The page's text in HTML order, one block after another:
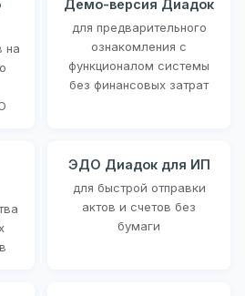
на
Демо-версия Диадок
для предварительного
ознакомления с
функционалом системы
без финансовых затрат
ЭДО Диадок для ИП
для быстрой отправки
актов и счетов без
бумаги